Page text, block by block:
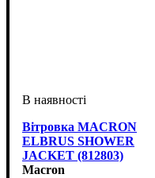
Вітровка MACRON
ELBRUS SHOWER
JACKET (812803)
Macron